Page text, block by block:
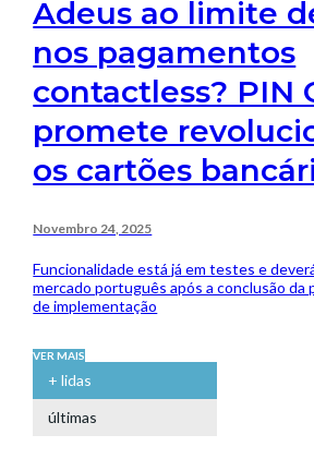
Adeus ao limite
nos pagamentos
contactless? PIN
promete
os cartões
Novembro 24, 2025
Funcionalidade está já em testes e
mercado português após a conclusão da
de implementação
VER MAIS
+ lidas
últimas